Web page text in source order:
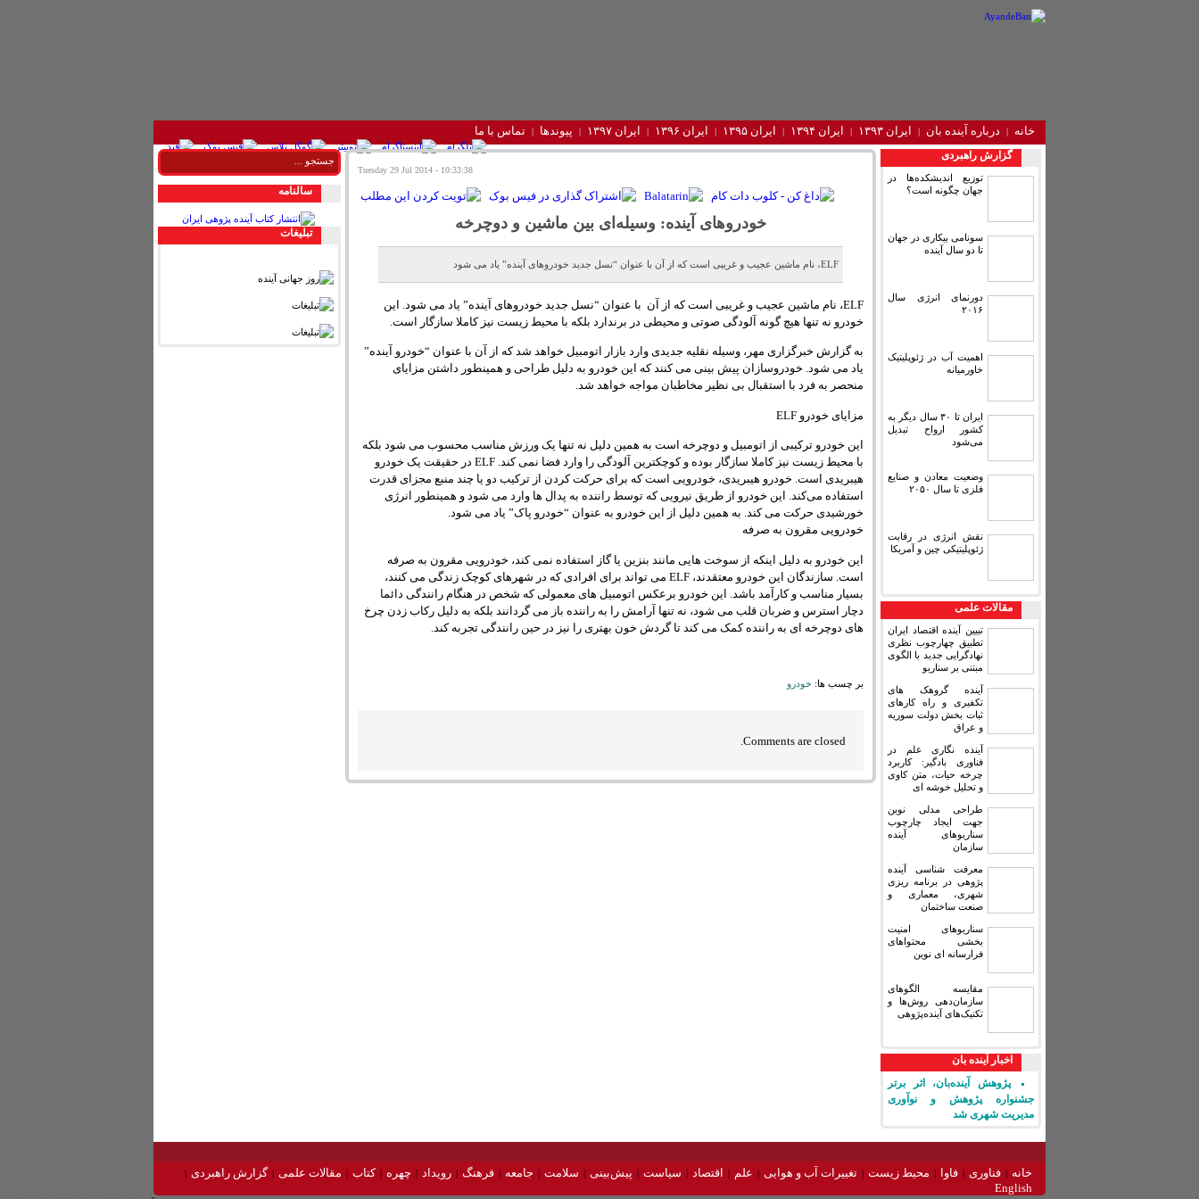
خانه درباره آینده‌ بان ایران ۱۳۹۳ ایران ۱۳۹۴ ایران ۱۳۹۵ ایران ۱۳۹۶ ایران ۱۳۹۷ پیوندها تماس با ما
گزارش راهبردی
توزیع اندیشکده‌ها در
جهان چگونه است؟
سونامی بیکاری در جهان
تا دو سال آینده
دورنمای انرژی سال
۲۰۱۶
اهمیت آب در ژئوپلیتیک
خاورمیانه
ایران تا ۳۰ سال دیگر به
کشور ارواح تبدیل
می‌شود
وضعیت معادن و صنایع
فلزی تا سال ۲۰۵۰
نقش انرژی در رقابت
ژئوپلیتیکی چین و آمریکا
مقالات علمی
تبیین آینده اقتصاد ایران
تطبیق چهارچوب نظری
نهادگرایی جدید با الگوی
مبتنی بر سناریو
آینده گروهک های
تکفیری و راه کارهای
ثبات بخش دولت سوریه
و عراق
آینده نگاری علم در
فناوری بادگیر: کاربرد
چرخه حیات، متن کاوی
و تحلیل خوشه ای
طراحی مدلی نوین
جهت ایجاد چارچوب
سناریوهای آینده
سازمان
معرفت شناسی آینده
پژوهی در برنامه ریزی
شهری، معماری و
صنعت ساختمان
سناریوهای امنیت
بخشی محتواهای
فرارسانه ای نوین
مقایسه‏ الگوهای
سازمان‌دهی روش‌ها و
تکنیک‌های آینده‌پژوهی
اخبار آینده بان
پژوهش آینده‌بان، اثر برتر
جشنواره پژوهش و نوآوری
مدیریت شهری شد
10:33:38 - Tuesday 29 Jul 2014
خودروهای آینده: وسیله‌ای بین ماشین و دوچرخه
ELF، نام ماشین عجیب و غریبی است که از آن با عنوان “نسل جدید خودروهای آینده” یاد می شود
ELF، نام ماشین عجیب و غریبی است که از آن با عنوان “نسل جدید خودروهای آینده” یاد می شود. این
خودرو نه تنها هیچ گونه آلودگی صوتی و محیطی در برندارد بلکه با محیط زیست نیز کاملا سازگار است.
به گزارش خبرگزاری مهر، وسیله نقلیه جدیدی وارد بازار اتومبیل خواهد شد که از آن با عنوان “خودرو آینده”
یاد می شود. خودروسازان پیش بینی می کنند که این خودرو به دلیل طراحی و همینطور داشتن مزایای
منحصر به فرد با استقبال بی نظیر مخاطبان مواجه خواهد شد.
مزایای خودرو ELF
این خودرو ترکیبی از اتومبیل و دوچرخه است به همین دلیل نه تنها یک ورزش مناسب محسوب می شود بلکه
با محیط زیست نیز کاملا سازگار بوده و کوچکترین آلودگی را وارد فضا نمی کند. ELF در حقیقت یک خودرو
هیبریدی است. خودرو هیبریدی، خودرویی است که برای حرکت کردن از ترکیب دو یا چند منبع مجزای قدرت
استفاده می‌کند. این خودرو از طریق نیرویی که توسط راننده به پدال ها وارد می شود و همینطور انرژی
خورشیدی حرکت می کند. به همین دلیل از این خودرو به عنوان “خودرو پاک” یاد می شود.
خودرویی مقرون به صرفه
این خودرو به دلیل اینکه از سوخت هایی مانند بنزین یا گاز استفاده نمی کند، خودرویی مقرون به صرفه
است. سازندگان این خودرو معتقدند، ELF می تواند برای افرادی که در شهرهای کوچک زندگی می کنند،
بسیار مناسب و کارآمد باشد. این خودرو برعکس اتومبیل های معمولی که شخص در هنگام رانندگی دائما
دچار استرس و ضربان قلب می شود، نه تنها آرامش را به راننده باز می گردانند بلکه به دلیل رکاب زدن چرخ
های دوچرخه ای به راننده کمک می کند تا گردش خون بهتری را نیز در حین رانندگی تجربه کند.
بر چسب ها: خودرو
Comments are closed.
سالنامه
تبليغات
خانه فناوری فاوا محیط زیست تغییرات آب و هوایی علم اقتصاد سیاست پیش‌بینی سلامت جامعه فرهنگ رویداد چهره کتاب مقالات علمی
گزارش راهبردی
English